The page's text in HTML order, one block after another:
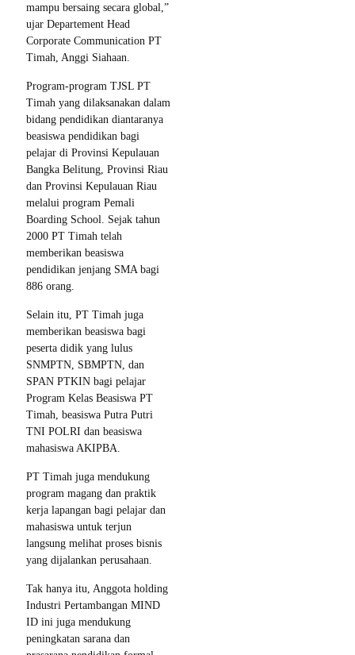
mampu bersaing secara global,”
ujar Departement Head
Corporate Communication PT
Timah, Anggi Siahaan.
Program-program TJSL PT
Timah yang dilaksanakan dalam
bidang pendidikan diantaranya
beasiswa pendidikan bagi
pelajar di Provinsi Kepulauan
Bangka Belitung, Provinsi Riau
dan Provinsi Kepulauan Riau
melalui program Pemali
Boarding School. Sejak tahun
2000 PT Timah telah
memberikan beasiswa
pendidikan jenjang SMA bagi
886 orang.
Selain itu, PT Timah juga
memberikan beasiswa bagi
peserta didik yang lulus
SNMPTN, SBMPTN, dan
SPAN PTKIN bagi pelajar
Program Kelas Beasiswa PT
Timah, beasiswa Putra Putri
TNI POLRI dan beasiswa
mahasiswa AKIPBA.
PT Timah juga mendukung
program magang dan praktik
kerja lapangan bagi pelajar dan
mahasiswa untuk terjun
langsung melihat proses bisnis
yang dijalankan perusahaan.
Tak hanya itu, Anggota holding
Industri Pertambangan MIND
ID ini juga mendukung
peningkatan sarana dan